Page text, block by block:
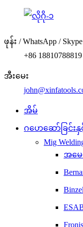
ဖုန်း / WhatsApp / Skype
+86 18810788819
အီးမေး
အိမ်
ဂဟေဆော်ခြင်း
Mig
အမ